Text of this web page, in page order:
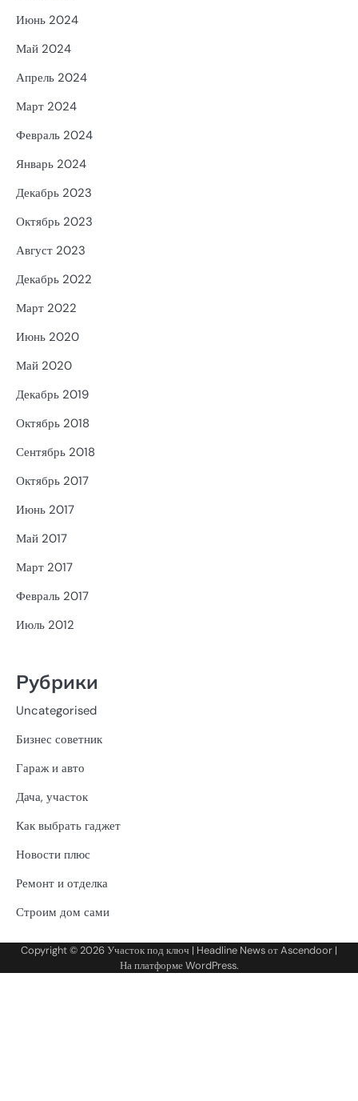
Июнь 2024
Май 2024
Апрель 2024
Март 2024
Февраль 2024
Январь 2024
Декабрь 2023
Октябрь 2023
Август 2023
Декабрь 2022
Март 2022
Июнь 2020
Май 2020
Декабрь 2019
Октябрь 2018
Сентябрь 2018
Октябрь 2017
Июнь 2017
Май 2017
Март 2017
Февраль 2017
Июль 2012
Рубрики
Uncategorised
Бизнес советник
Гараж и авто
Дача, участок
Как выбрать гаджет
Новости плюс
Ремонт и отделка
Строим дом сами
Copyright © 2026Участок под ключ | Headline News отAscendoor |
На платформеWordPress.